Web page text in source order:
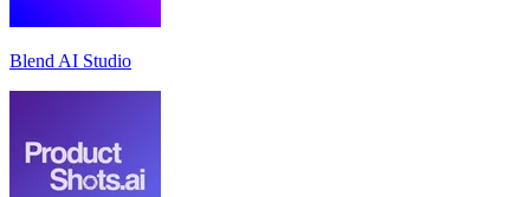
Blend AI Studio